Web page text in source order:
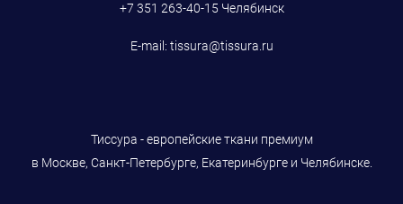
+7 351 263-40-15 Челябинск
E-mail: tissura@tissura.ru
Тиссура - европейские ткани премиум
в Москве, Санкт-Петербурге, Екатеринбурге и Челябинске.